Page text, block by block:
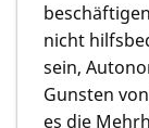
nicht
sein,
Gunsten
es die